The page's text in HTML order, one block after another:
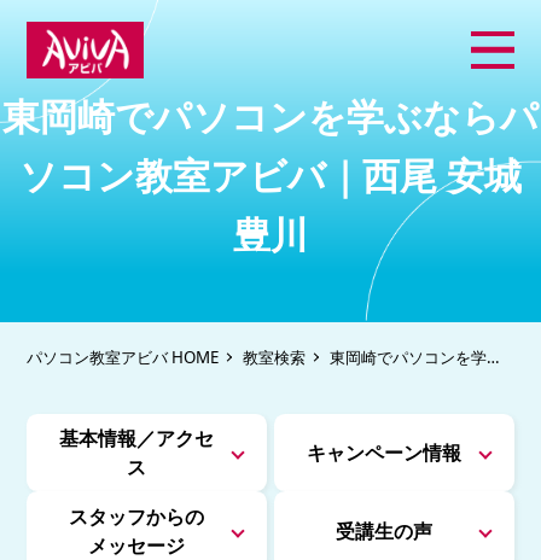
東岡崎でパソコンを学ぶならパ
ソコン教室アビバ｜西尾 安城
豊川
パソコン教室アビバ HOME 教室検索 東岡崎でパソコンを学ぶ
ならパソコン教室アビバ
基本情報／アクセ
ス
キャンペーン情報
スタッフからの
メッセージ
受講生の声